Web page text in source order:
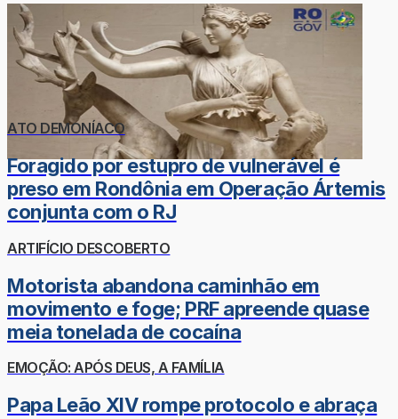
ATO DEMONÍACO
Foragido por estupro de vulnerável é
preso em Rondônia em Operação Ártemis
conjunta com o RJ
ARTIFÍCIO DESCOBERTO
Motorista abandona caminhão em
movimento e foge; PRF apreende quase
meia tonelada de cocaína
EMOÇÃO: APÓS DEUS, A FAMÍLIA
Papa Leão XIV rompe protocolo e abraça